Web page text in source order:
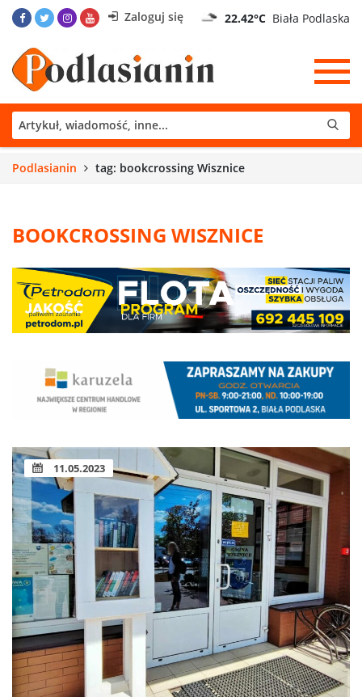
Zaloguj się 22.42°C Biała Podlaska
Podlasianin tag: bookcrossing Wisznice
BOOKCROSSING WISZNICE
11.05.2023